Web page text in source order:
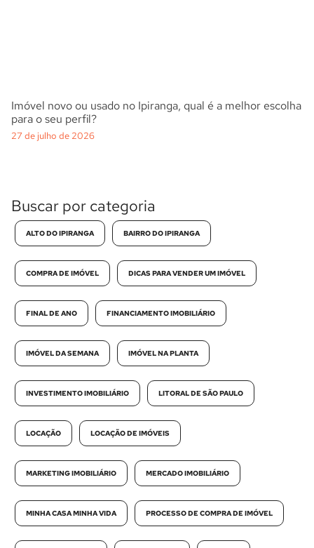
Imóvel novo ou usado no Ipiranga, qual é a melhor escolha
para o seu perfil?
27 de julho de 2026
Buscar por categoria
ALTO DO IPIRANGA BAIRRO DO IPIRANGA
COMPRA DE IMÓVEL DICAS PARA VENDER UM IMÓVEL
FINAL DE ANO FINANCIAMENTO IMOBILIÁRIO
IMÓVEL DA SEMANA IMÓVEL NA PLANTA
INVESTIMENTO IMOBILIÁRIO LITORAL DE SÃO PAULO
LOCAÇÃO LOCAÇÃO DE IMÓVEIS
MARKETING IMOBILIÁRIO MERCADO IMOBILIÁRIO
MINHA CASA MINHA VIDA PROCESSO DE COMPRA DE IMÓVEL